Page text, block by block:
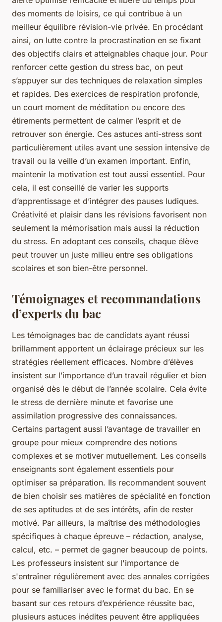
des moments de loisirs, ce qui contribue à un
meilleur équilibre révision-vie privée. En procédant
ainsi, on lutte contre la procrastination en se fixant
des objectifs clairs et atteignables chaque jour. Pour
renforcer cette gestion du stress bac, on peut
s’appuyer sur des techniques de relaxation simples
et rapides. Des exercices de respiration profonde,
un court moment de méditation ou encore des
étirements permettent de calmer l’esprit et de
retrouver son énergie. Ces astuces anti-stress sont
particulièrement utiles avant une session intensive de
travail ou la veille d’un examen important. Enfin,
maintenir la motivation est tout aussi essentiel. Pour
cela, il est conseillé de varier les supports
d’apprentissage et d’intégrer des pauses ludiques.
Créativité et plaisir dans les révisions favorisent non
seulement la mémorisation mais aussi la réduction
du stress. En adoptant ces conseils, chaque élève
peut trouver un juste milieu entre ses obligations
scolaires et son bien-être personnel.
Témoignages et recommandations
d’experts du bac
Les témoignages bac de candidats ayant réussi
brillamment apportent un éclairage précieux sur les
stratégies réellement efficaces. Nombre d’élèves
insistent sur l’importance d’un travail régulier et bien
organisé dès le début de l’année scolaire. Cela évite
le stress de dernière minute et favorise une
assimilation progressive des connaissances.
Certains partagent aussi l’avantage de travailler en
groupe pour mieux comprendre des notions
complexes et se motiver mutuellement. Les conseils
enseignants sont également essentiels pour
optimiser sa préparation. Ils recommandent souvent
de bien choisir ses matières de spécialité en fonction
de ses aptitudes et de ses intérêts, afin de rester
motivé. Par ailleurs, la maîtrise des méthodologies
spécifiques à chaque épreuve – rédaction, analyse,
calcul, etc. – permet de gagner beaucoup de points.
Les professeurs insistent sur l'importance de
s'entraîner régulièrement avec des annales corrigées
pour se familiariser avec le format du bac. En se
basant sur ces retours d’expérience réussite bac,
plusieurs astuces inédites peuvent être appliquées